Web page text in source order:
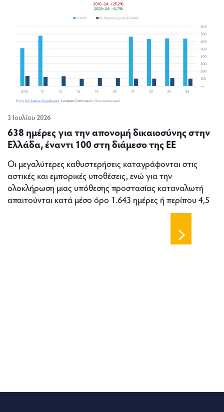
3 Ιουλίου 2026
638 ημέρες για την απονομή δικαιοσύνης στην
Ελλάδα, έναντι 100 στη διάμεσο της ΕΕ
Οι μεγαλύτερες καθυστερήσεις καταγράφονται στις
αστικές και εμπορικές υποθέσεις, ενώ για την
ολοκλήρωση μιας υπόθεσης προστασίας καταναλωτή
απαιτούνται κατά μέσο όρο 1.643 ημέρες ή περίπου 4,5